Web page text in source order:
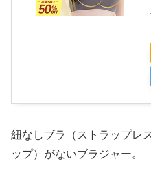
紐なしブラ（ストラップレ
ップ）がないブラジャー。